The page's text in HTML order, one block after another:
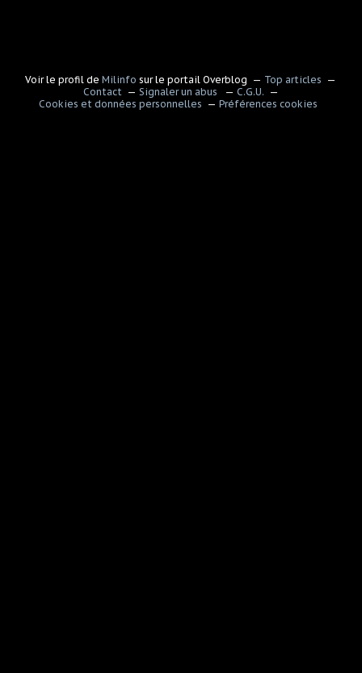
Voir le profil deMilinfo sur le portail Overblog
Top articles
Contact
Signaler un abus
C.G.U.
Cookies et données personnelles
Préférences cookies